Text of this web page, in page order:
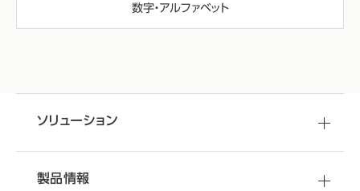
数字・アルファベット
ソリューション
製品情報